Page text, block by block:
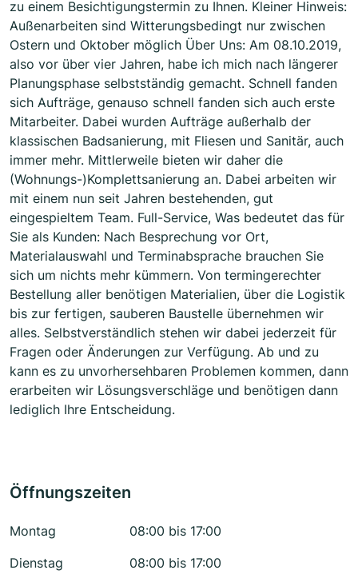
zu einem Besichtigungstermin zu Ihnen. Kleiner Hinweis:
Außenarbeiten sind Witterungsbedingt nur zwischen
Ostern und Oktober möglich Über Uns: Am 08.10.2019,
also vor über vier Jahren, habe ich mich nach längerer
Planungsphase selbstständig gemacht. Schnell fanden
sich Aufträge, genauso schnell fanden sich auch erste
Mitarbeiter. Dabei wurden Aufträge außerhalb der
klassischen Badsanierung, mit Fliesen und Sanitär, auch
immer mehr. Mittlerweile bieten wir daher die
(Wohnungs-)Komplettsanierung an. Dabei arbeiten wir
mit einem nun seit Jahren bestehenden, gut
eingespieltem Team. Full-Service, Was bedeutet das für
Sie als Kunden: Nach Besprechung vor Ort,
Materialauswahl und Terminabsprache brauchen Sie
sich um nichts mehr kümmern. Von termingerechter
Bestellung aller benötigen Materialien, über die Logistik
bis zur fertigen, sauberen Baustelle übernehmen wir
alles. Selbstverständlich stehen wir dabei jederzeit für
Fragen oder Änderungen zur Verfügung. Ab und zu
kann es zu unvorhersehbaren Problemen kommen, dann
erarbeiten wir Lösungsverschläge und benötigen dann
lediglich Ihre Entscheidung.
Öffnungszeiten
Montag
08:00 bis 17:00
Dienstag
08:00 bis 17:00